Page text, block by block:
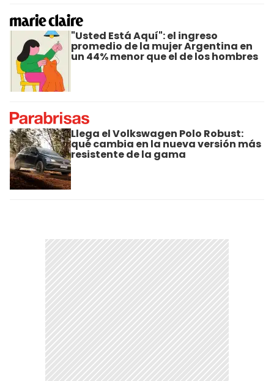
"Usted Está Aquí": el ingreso
promedio de la mujer Argentina en
un 44% menor que el de los hombres
Llega el Volkswagen Polo Robust:
qué cambia en la nueva versión más
resistente de la gama